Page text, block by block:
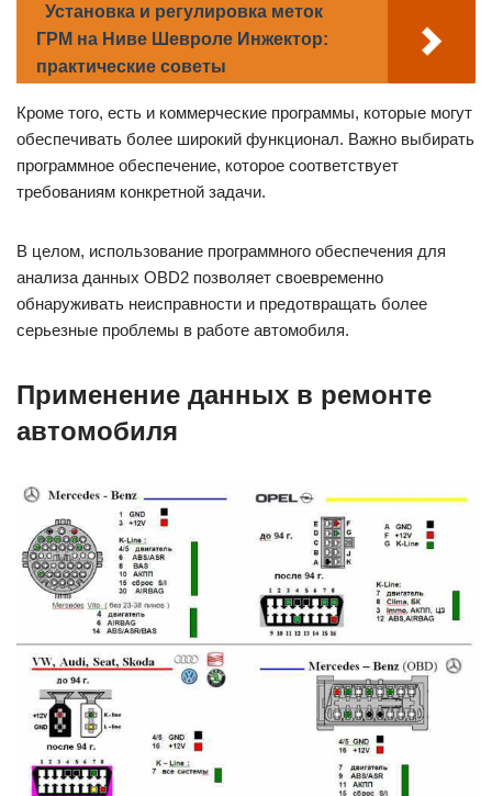
Установка и регулировка меток
ГРМ на Ниве Шевроле Инжектор:
практические советы
Кроме того, есть и коммерческие программы, которые могут
обеспечивать более широкий функционал. Важно выбирать
программное обеспечение, которое соответствует
требованиям конкретной задачи.
В целом, использование программного обеспечения для
анализа данных OBD2 позволяет своевременно
обнаруживать неисправности и предотвращать более
серьезные проблемы в работе автомобиля.
Применение данных в ремонте
автомобиля